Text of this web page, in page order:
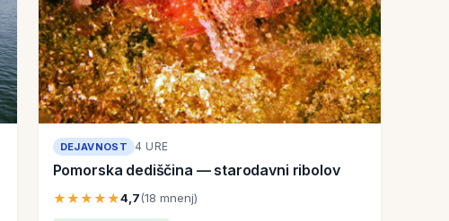
DEJAVNOST 4 URE
Pomorska dediščina — starodavni ribolov
★★★★★4,7(18 mnenj)